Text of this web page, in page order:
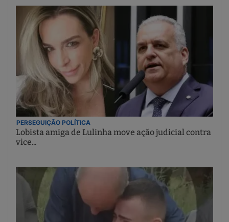
PERSEGUIÇÃO POLÍTICA
Lobista amiga de Lulinha move ação judicial contra
vice...